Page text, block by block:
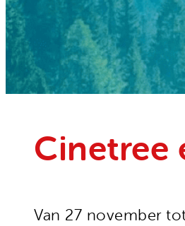
Cinetree
Van 27 november
Hivos in je testament
Moedige mensen
Noodfonds voor
Onze organisatie
Onze successen
Jaarverslag
Veelgestelde vragen